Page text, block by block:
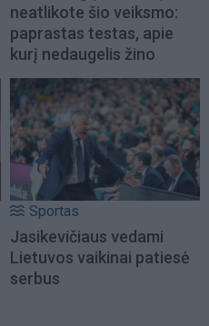
neatlikote šio veiksmo:
paprastas testas, apie
kurį nedaugelis žino
Sportas
Jasikevičiaus vedami
Lietuvos vaikinai patiesė
serbus